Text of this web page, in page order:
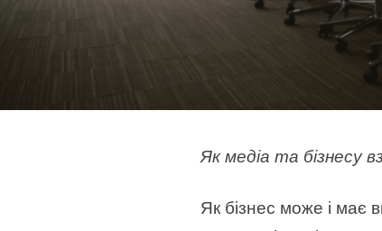
Як медіа та бізнесу
Як бізнес може і має